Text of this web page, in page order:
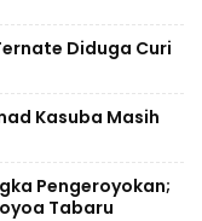
Diduga Curi
Kasuba Masih
Pengeroyokan;
Tabaru